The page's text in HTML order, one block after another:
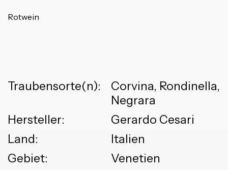
Rotwein
Traubensorte(n):
Corvina, Rondinella,
Negrara
Hersteller:
Gerardo Cesari
Land:
Italien
Gebiet:
Venetien